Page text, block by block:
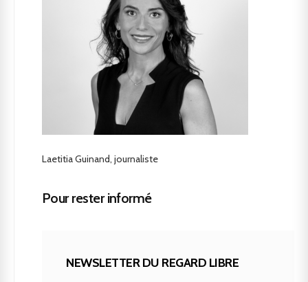
Laetitia Guinand, journaliste
Pour rester informé
NEWSLETTER DU REGARD LIBRE